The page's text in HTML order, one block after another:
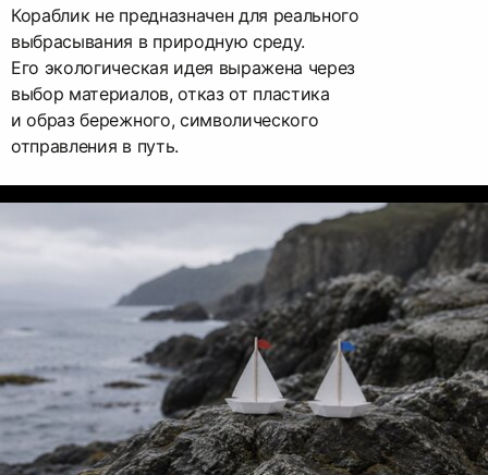
Кораблик не предназначен для реального
выбрасывания в природную среду.
Его экологическая идея выражена через
выбор материалов, отказ от пластика
и образ бережного, символического
отправления в путь.